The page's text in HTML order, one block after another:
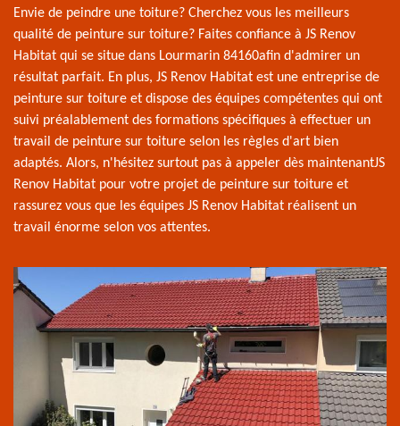
Envie de peindre une toiture? Cherchez vous les meilleurs
qualité de peinture sur toiture? Faites confiance à JS Renov
Habitat qui se situe dans Lourmarin 84160afin d'admirer un
résultat parfait. En plus, JS Renov Habitat est une entreprise de
peinture sur toiture et dispose des équipes compétentes qui ont
suivi préalablement des formations spécifiques à effectuer un
travail de peinture sur toiture selon les règles d'art bien
adaptés. Alors, n'hésitez surtout pas à appeler dès maintenantJS
Renov Habitat pour votre projet de peinture sur toiture et
rassurez vous que les équipes JS Renov Habitat réalisent un
travail énorme selon vos attentes.